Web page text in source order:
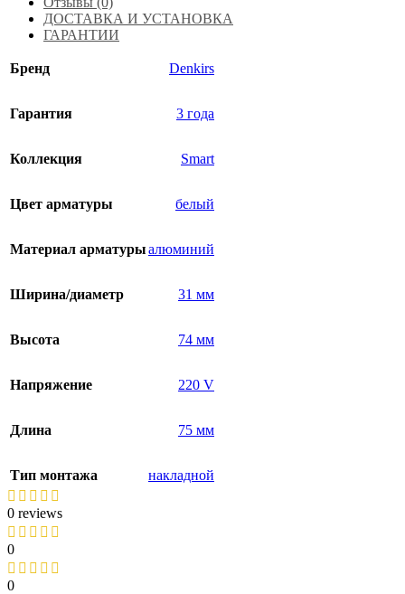
ДОСТАВКА И УСТАНОВКА
ГАРАНТИИ
Бренд Denkirs
Гарантия 3 года
Коллекция Smart
Цвет арматуры белый
Материал арматурыалюминий
Ширина/диаметр 31 мм
Высота 74 мм
Напряжение 220 V
Длина 75 мм
Тип монтажа накладной
0 reviews
0
0